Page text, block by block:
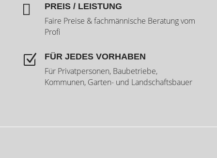
 PREIS / LEISTUNG
Faire Preise & fachmännische Beratung vom
Profi
Z FÜR JEDES VORHABEN
Für Privatpersonen, Baubetriebe,
Kommunen, Garten- und Landschaftsbauer